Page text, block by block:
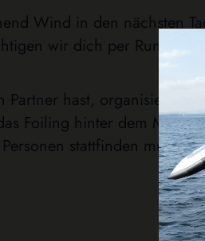
Wind in den nächsten
wir dich per Rundmail
Partner hast, organisieren
Foiling hinter dem
stattfinden muss.